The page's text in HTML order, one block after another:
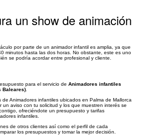
un show de animación
por parte de un animador infantil es amplia, ya que
minutos hasta las dos horas. No obstante, este es uno
se podría acordar entre profesional y cliente.
para el servicio de Animadores infantiles
Baleares)
Animadores infantiles ubicados en Palma de Mallorca
un aviso con tu solicitud y los que muestren interés se
ofreciéndote un presupuesto y tarifas
infantiles.
de otros clientes así como el perfil de cada
los presupuestos y tomar la mejor decisión.